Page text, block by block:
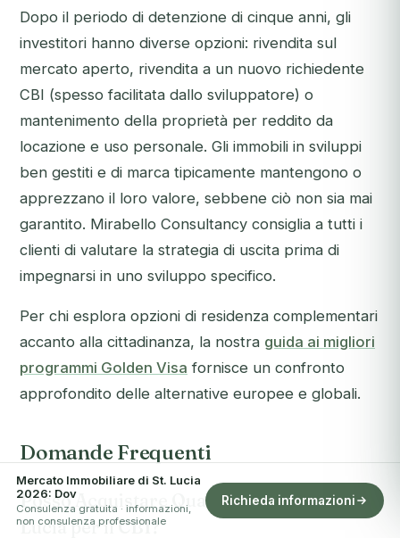
Dopo il periodo di detenzione di cinque anni, gli
investitori hanno diverse opzioni: rivendita sul
mercato aperto, rivendita a un nuovo richiedente
CBI (spesso facilitata dallo sviluppatore) o
mantenimento della proprietà per reddito da
locazione e uso personale. Gli immobili in sviluppi
ben gestiti e di marca tipicamente mantengono o
apprezzano il loro valore, sebbene ciò non sia mai
garantito. Mirabello Consultancy consiglia a tutti i
clienti di valutare la strategia di uscita prima di
impegnarsi in uno sviluppo specifico.
Per chi esplora opzioni di residenza complementari
accanto alla cittadinanza, la nostra guida ai migliori
programmi Golden Visa fornisce un confronto
approfondito delle alternative europee e globali.
Domande Frequenti
Posso Acquistare Qualsiasi Immobile a St.
Lucia per il CBI?
Mercato Immobiliare di St. Lucia
2026: Dov
Consulenza gratuita · informazioni,
non consulenza professionale
Richieda informazioni